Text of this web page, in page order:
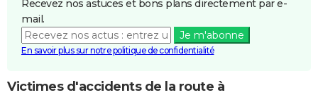
Recevez nos astuces et bons plans directement par e-
mail.
Je m'abonne
En savoir plus sur notre politique de confidentialité
Victimes d'accidents de la route à